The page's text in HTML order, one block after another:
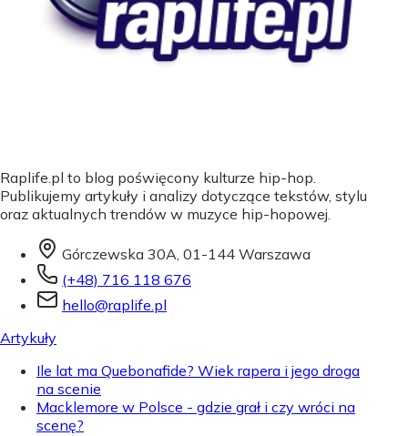
Raplife.pl to blog poświęcony kulturze hip-hop.
Publikujemy artykuły i analizy dotyczące tekstów, stylu
oraz aktualnych trendów w muzyce hip-hopowej.
Górczewska 30A, 01-144 Warszawa
(+48) 716 118 676
hello@raplife.pl
Artykuły
Ile lat ma Quebonafide? Wiek rapera i jego droga
na scenie
Macklemore w Polsce - gdzie grał i czy wróci na
scenę?